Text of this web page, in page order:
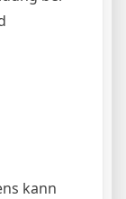
kann